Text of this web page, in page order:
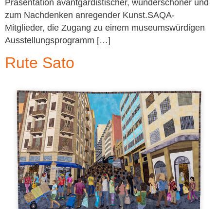
Präsentation avantgardistischer, wunderschöner und
zum Nachdenken anregender Kunst.SAQA-
Mitglieder, die Zugang zu einem museumswürdigen
Ausstellungsprogramm […]
Rute Sato